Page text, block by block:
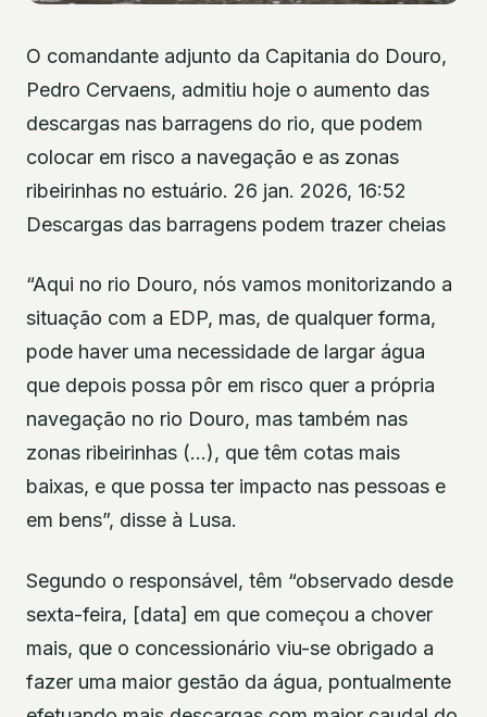
O comandante adjunto da Capitania do Douro,
Pedro Cervaens, admitiu hoje o aumento das
descargas nas barragens do rio, que podem
colocar em risco a navegação e as zonas
ribeirinhas no estuário. 26 jan. 2026, 16:52
Descargas das barragens podem trazer cheias
“Aqui no rio Douro, nós vamos monitorizando a
situação com a EDP, mas, de qualquer forma,
pode haver uma necessidade de largar água
que depois possa pôr em risco quer a própria
navegação no rio Douro, mas também nas
zonas ribeirinhas (…), que têm cotas mais
baixas, e que possa ter impacto nas pessoas e
em bens”, disse à Lusa.
Segundo o responsável, têm “observado desde
sexta-feira, [data] em que começou a chover
mais, que o concessionário viu-se obrigado a
fazer uma maior gestão da água, pontualmente